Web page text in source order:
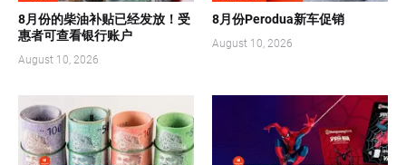
8月份的柴油补贴已经发放！受
惠者可查看银行账户
August 10, 2026
8月份Perodua新车促销
August 10, 2026